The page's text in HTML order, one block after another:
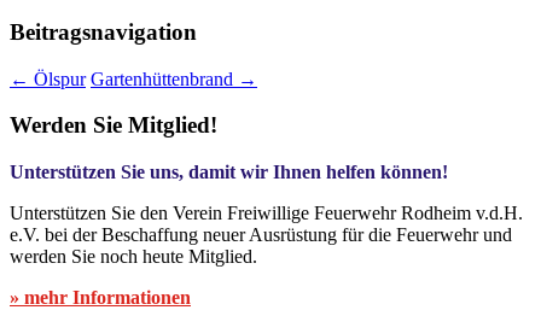
Beitragsnavigation
← Ölspur Gartenhüttenbrand →
Werden Sie Mitglied!
Unterstützen Sie uns, damit wir Ihnen helfen können!
Unterstützen Sie den Verein Freiwillige Feuerwehr Rodheim v.d.H.
e.V. bei der Beschaffung neuer Ausrüstung für die Feuerwehr und
werden Sie noch heute Mitglied.
» mehr Informationen